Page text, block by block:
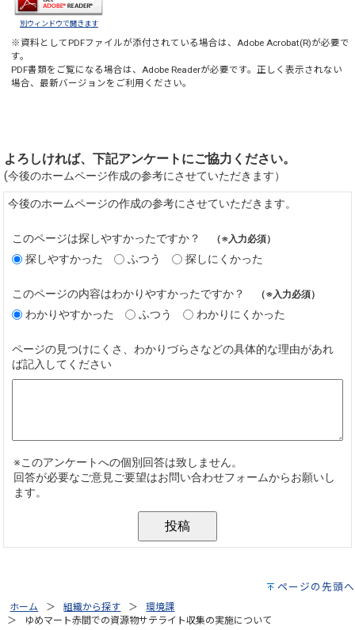
別ウィンドウで開きます
※資料としてPDFファイルが添付されている場合は、 Adobe Acrobat(R)が必要で
す。
PDF書類をご覧になる場合は、 Adobe Readerが必要です。正しく表示されない
場合、最新バージョンをご利用ください。
ページの先頭へ
ホーム 組織から探す
環境課
ゆめマート赤間での資源物サテライト収集の実施について